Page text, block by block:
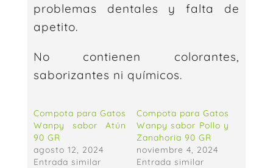
problemas dentales y falta de
apetito.
No contienen colorantes,
saborizantes ni químicos.
Compota para Gatos
Wanpy sabor Atún
90 GR
agosto 12, 2024
Entrada similar
Compota para Gatos
Wanpy sabor Pollo y
Zanahoria 90 GR
noviembre 4, 2024
Entrada similar